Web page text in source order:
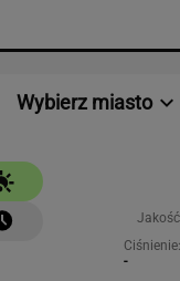
Wybierz miasto
Ciśnienie:
-